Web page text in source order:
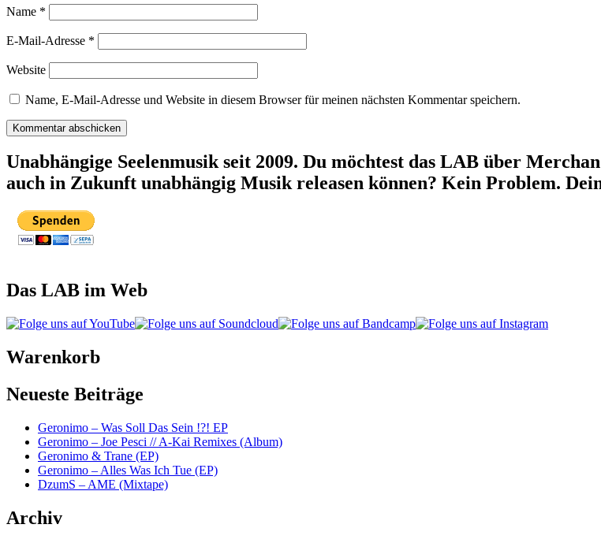
Name *
E-Mail-Adresse *
Website
Name, E-Mail-Adresse und Website in diesem Browser für meinen nächsten Kommentar speichern.
Unabhängige Seelenmusik seit 2009. Du möchtest das LAB über
auch in Zukunft unabhängig Musik releasen können? Kein Problem.
Das LAB im Web
Warenkorb
Neueste Beiträge
Geronimo – Was Soll Das Sein !?! EP
Geronimo – Joe Pesci // A-Kai Remixes (Album)
Geronimo & Trane (EP)
Geronimo – Alles Was Ich Tue (EP)
DzumS – AME (Mixtape)
Archiv